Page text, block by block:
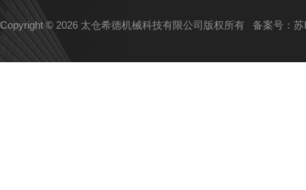
Copyright © 2026 太仓希德机械科技有限公司版权所有 备案号：